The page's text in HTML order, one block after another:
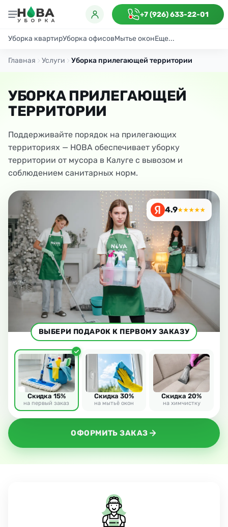
+7 (926) 633-22-01
Уборка квартирУборка офисовМытье оконЕще...
ГенеральнаяПоддерживающаяПосле ремонта
Главная Услуги Уборка прилегающей территории
УБОРКА ПРИЛЕГАЮЩЕЙ
ТЕРРИТОРИИ
Поддерживайте порядок на прилегающих
территориях — НОВА обеспечивает уборку
территории от мусора в Калуге с вывозом и
соблюдением санитарных норм.
ОФОРМИТЬ ЗАКАЗ
4.9★★★★★
ВЫБЕРИ ПОДАРОК К ПЕРВОМУ ЗАКАЗУ
Скидка 15%
на первый заказ
Скидка 30%
на мытьё окон
Скидка 20%
на химчистку